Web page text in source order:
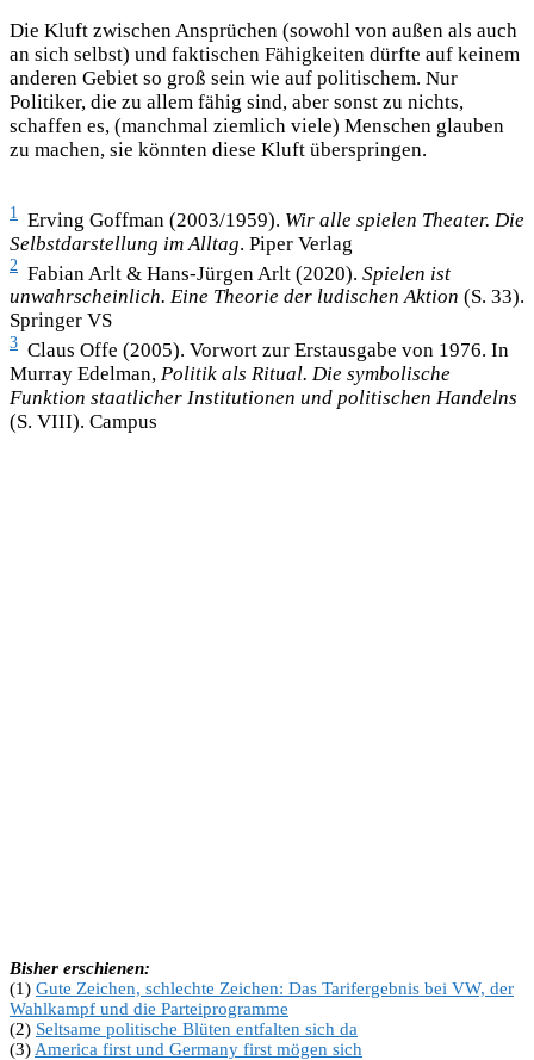
Die Kluft zwischen Ansprüchen (sowohl von außen als auch
an sich selbst) und faktischen Fähigkeiten dürfte auf keinem
anderen Gebiet so groß sein wie auf politischem. Nur
Politiker, die zu allem fähig sind, aber sonst zu nichts,
schaffen es, (manchmal ziemlich viele) Menschen glauben
zu machen, sie könnten diese Kluft überspringen.
1 Erving Goffman (2003/1959). Wir alle spielen Theater. Die
Selbstdarstellung im Alltag. Piper Verlag
2 Fabian Arlt & Hans-Jürgen Arlt (2020). Spielen ist
unwahrscheinlich. Eine Theorie der ludischen Aktion (S. 33).
Springer VS
3 Claus Offe (2005). Vorwort zur Erstausgabe von 1976. In
Murray Edelman, Politik als Ritual. Die symbolische
Funktion staatlicher Institutionen und politischen Handelns
(S. VIII). Campus
Bisher erschienen:
(1) Gute Zeichen, schlechte Zeichen: Das Tarifergebnis bei VW, der
Wahlkampf und die Parteiprogramme
(2) Seltsame politische Blüten entfalten sich da
(3) America first und Germany first mögen sich